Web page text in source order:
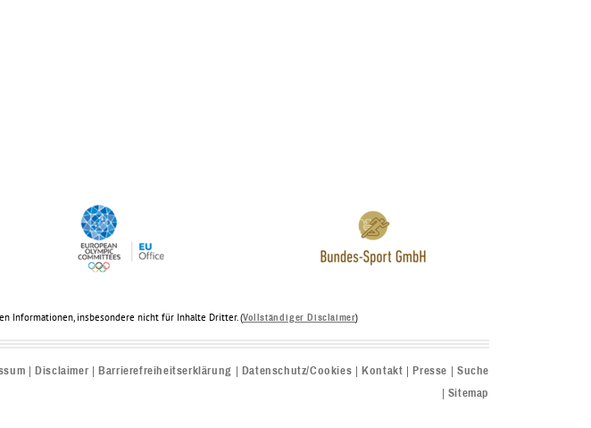
Informationen, insbesondere nicht für Inhalte Dritter. (Vollständiger Disclaimer)
Disclaimer Barrierefreiheitserklärung Datenschutz/Cookies Kontakt Presse
Suche
Sitemap